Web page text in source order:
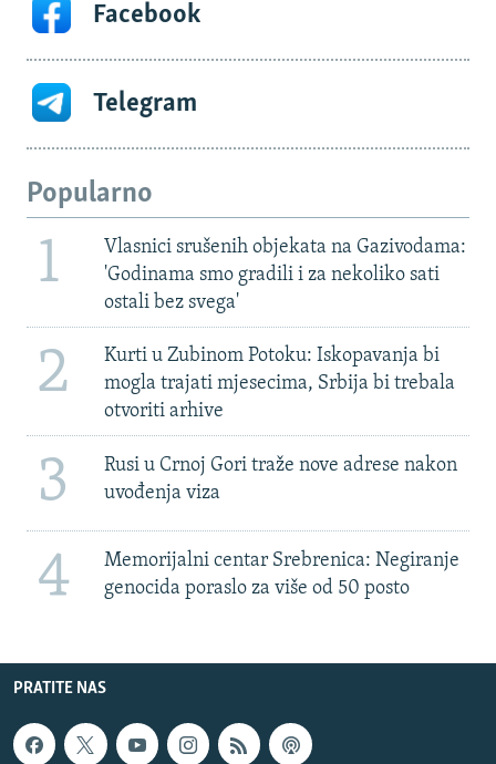
Facebook
Telegram
Popularno
1
Vlasnici srušenih objekata na Gazivodama:
'Godinama smo gradili i za nekoliko sati
ostali bez svega'
2
Kurti u Zubinom Potoku: Iskopavanja bi
mogla trajati mjesecima, Srbija bi trebala
otvoriti arhive
3
Rusi u Crnoj Gori traže nove adrese nakon
uvođenja viza
4
Memorijalni centar Srebrenica: Negiranje
genocida poraslo za više od 50 posto
PRATITE NAS